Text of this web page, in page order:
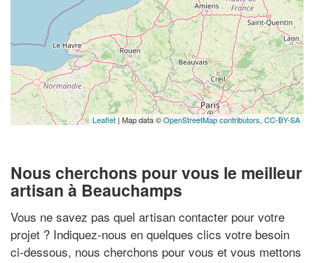
Leaflet | Map data ©OpenStreetMap contributors, CC-BY-SA
Nous cherchons pour vous le meilleur
artisan à Beauchamps
Vous ne savez pas quel artisan contacter pour votre
projet ? Indiquez-nous en quelques clics votre besoin
ci-dessous, nous cherchons pour vous et vous mettons